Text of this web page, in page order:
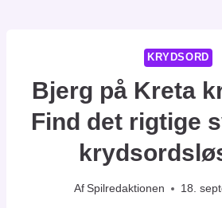
KRYDSORD
Bjerg på Kreta
Find det rigtige
AfSpilredaktionen 18.